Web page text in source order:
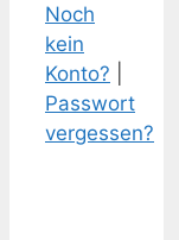
Noch
kein
Konto?
Passwort
vergessen?